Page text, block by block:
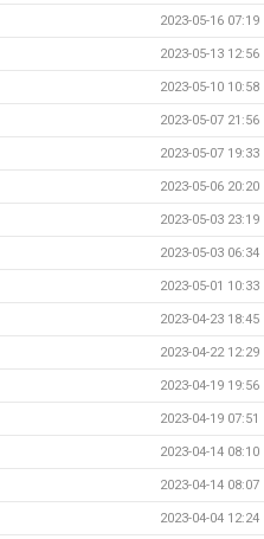
2023-05-16 07:19
2023-05-13 12:56
2023-05-10 10:58
2023-05-07 21:56
2023-05-07 19:33
2023-05-06 20:20
2023-05-03 23:19
2023-05-03 06:34
2023-05-01 10:33
2023-04-23 18:45
2023-04-22 12:29
2023-04-19 19:56
2023-04-19 07:51
2023-04-14 08:10
2023-04-14 08:07
2023-04-04 12:24